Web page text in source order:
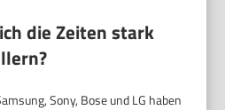
die Zeiten stark
Sony, Bose und LG haben